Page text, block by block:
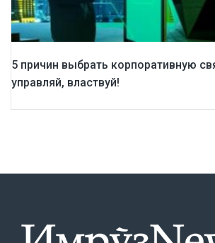
5 причин выбрать корпоративную
управляй, властвуй!